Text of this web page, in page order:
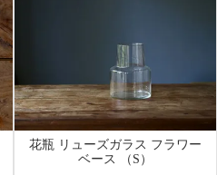
花瓶 リューズガラス フラワー
ベース （S）